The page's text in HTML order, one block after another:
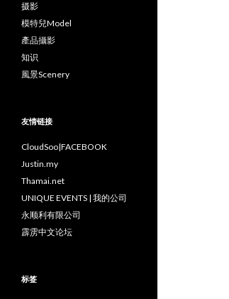
摄影
模特兒Model
產品攝影
知识
風景Scenery
友情链接
CloudSoo|FACEBOOK
Justin.my
Thamai.net
UNIQUE EVENTS | 我的公司
永顺利有限公司
霹雳中文论坛
标签